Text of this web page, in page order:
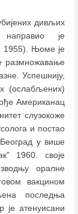
дивљих
направио је
1955). Њоме је
размножавање
Успешнију,
(ослабљених)
Американац
слузокоже
и постао
у више
1960. своје
оралне
вакцином
последња
је атенуисани